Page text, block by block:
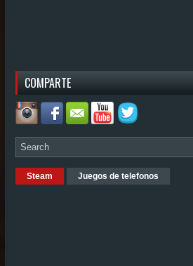
COMPARTE
Steam Juegos de telefonos